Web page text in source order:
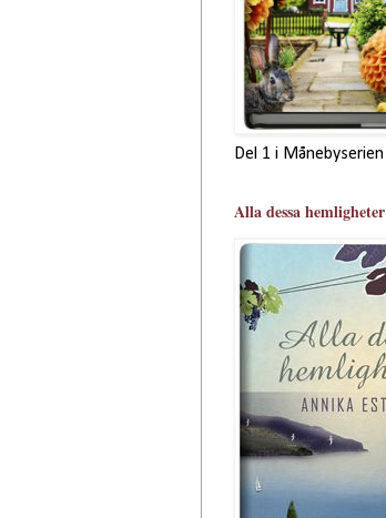
Del 1 i Månebyserien
Alla dessa hemligheter